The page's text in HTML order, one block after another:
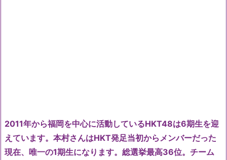
2011年から福岡を中心に活動しているHKT48は6期生を迎
えています。本村さんはHKT発足当初からメンバーだった
現在、唯一の1期生になります。総選挙最高36位。チーム